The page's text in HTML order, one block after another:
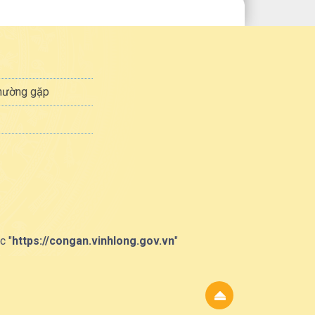
gặp
"https://congan.vinhlong.gov.vn"